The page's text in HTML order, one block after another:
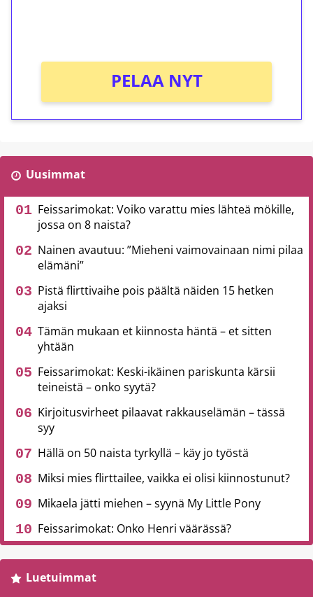
PELAA NYT
Uusimmat
Feissarimokat: Voiko varattu mies lähteä mökille,
jossa on 8 naista?
Nainen avautuu: ”Mieheni vaimovainaan nimi pilaa
elämäni”
Pistä flirttivaihe pois päältä näiden 15 hetken
ajaksi
Tämän mukaan et kiinnosta häntä – et sitten
yhtään
Feissarimokat: Keski-ikäinen pariskunta kärsii
teineistä – onko syytä?
Kirjoitusvirheet pilaavat rakkauselämän – tässä
syy
Hällä on 50 naista tyrkyllä – käy jo työstä
Miksi mies flirttailee, vaikka ei olisi kiinnostunut?
Mikaela jätti miehen – syynä My Little Pony
Feissarimokat: Onko Henri väärässä?
Luetuimmat